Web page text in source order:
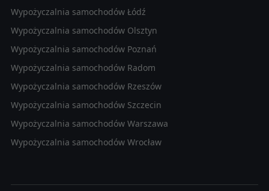
Wypożyczalnia samochodów Łódź
Wypożyczalnia samochodów Olsztyn
Wypożyczalnia samochodów Poznań
Wypożyczalnia samochodów Radom
Wypożyczalnia samochodów Rzeszów
Wypożyczalnia samochodów Szczecin
Wypożyczalnia samochodów Warszawa
Wypożyczalnia samochodów Wrocław